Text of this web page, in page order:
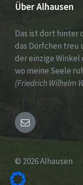
Über Alhausen
Das ist dort hinter
das Dörfchen treu
der einzige Winkel
wo meine Seele
(Friedrich Wilhelm
Email
© 2026 Alhausen